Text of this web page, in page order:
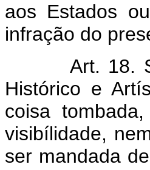
aos Estados
infração do
Art. 18.
Histórico e
coisa
visibílidade,
ser mandada